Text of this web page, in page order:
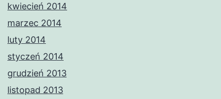
kwiecień 2014
marzec 2014
luty 2014
styczeń 2014
grudzień 2013
listopad 2013